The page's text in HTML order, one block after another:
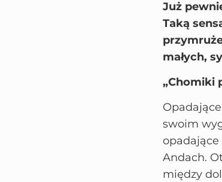
Już
Taką
małych,
„Chomiki
swoim
Andach.
między